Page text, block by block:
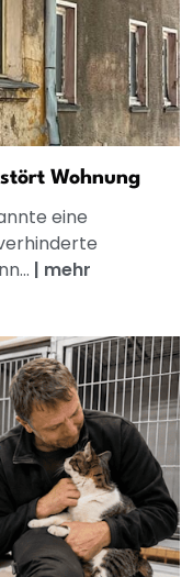
Wohnung
eine
| mehr